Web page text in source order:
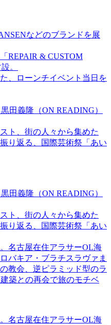
などのブランドを展
REPAIR & CUSTOM
。
、ローンチイベント当日を
田義隆（ON READING）
ト、街の人々から集めた
り返る、国際芸術祭「あい
田義隆（ON READING）
ト、街の人々から集めた
り返る、国際芸術祭「あい
名古屋在住アラサーOL海
バキア・ブラチスラヴァま
教会、逆ピラミッド型のラ
築との再会で旅のモチベ
名古屋在住アラサーOL海